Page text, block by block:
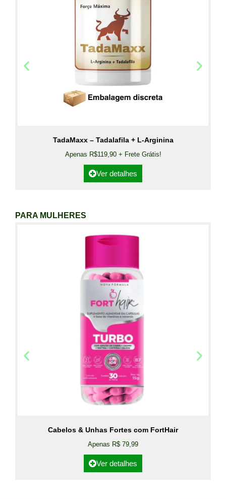
TadaMaxx – Tadalafila + L-Arginina
Apenas R$119,90 + Frete Grátis!
Ver detalhes
PARA MULHERES
Cabelos & Unhas Fortes com FortHair
Apenas R$ 79,99
Ver detalhes